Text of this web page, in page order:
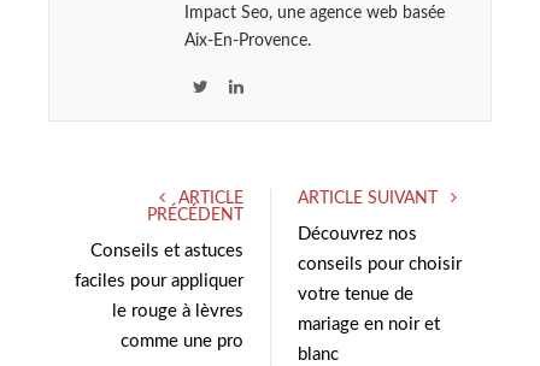
Impact Seo, une agence web basée
Aix-En-Provence.
t
r
L
e
ARTICLE
PRÉCÉDENT
Conseils et astuces
faciles pour appliquer
le rouge à lèvres
comme une pro
ARTICLE SUIVANT
Découvrez nos
conseils pour choisir
votre tenue de
mariage en noir et
blanc